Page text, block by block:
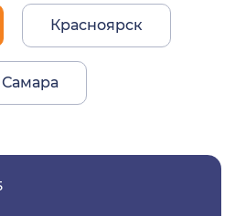
Красноярск
Самара